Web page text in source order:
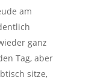
am
ganz
Tag, aber
sitze,